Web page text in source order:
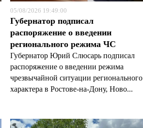
05/08/2026 19:49:00
Губернатор подписал
распоряжение о введении
регионального режима ЧС
Губернатор Юрий Слюсарь подписал
распоряжение о введении режима
чрезвычайной ситуации регионального
характера в Ростове-на-Дону, Ново...